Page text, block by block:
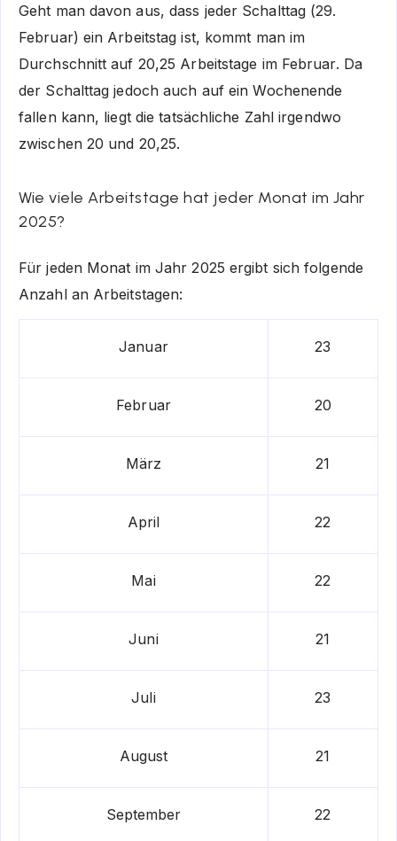
Geht man davon aus, dass jeder Schalttag (29.
Februar) ein Arbeitstag ist, kommt man im
Durchschnitt auf 20,25 Arbeitstage im Februar. Da
der Schalttag jedoch auch auf ein Wochenende
fallen kann, liegt die tatsächliche Zahl irgendwo
zwischen 20 und 20,25.
Wie viele Arbeitstage hat jeder Monat im Jahr
2025?
Für jeden Monat im Jahr 2025 ergibt sich folgende
Anzahl an Arbeitstagen:
Januar 23
Februar 20
März 21
April 22
Mai 22
Juni 21
Juli 23
August 21
September 22